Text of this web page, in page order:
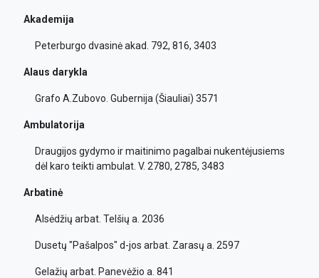
Akademija
Peterburgo dvasinė akad. 792, 816, 3403
Alaus darykla
Grafo A.Zubovo. Gubernija (Šiauliai) 3571
Ambulatorija
Draugijos gydymo ir maitinimo pagalbai nukentėjusiems
dėl karo teikti ambulat. V. 2780, 2785, 3483
Arbatinė
Alsėdžių arbat. Telšių a. 2036
Dusetų "Pašalpos" d-jos arbat. Zarasų a. 2597
Gelažių arbat. Panevėžio a. 841